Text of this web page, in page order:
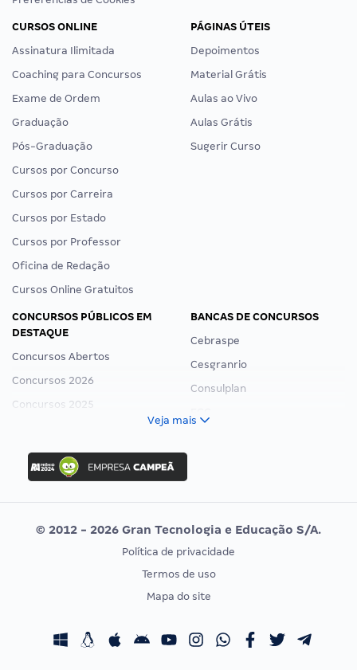
CURSOS ONLINE
Assinatura Ilimitada
Coaching para Concursos
Exame de Ordem
Graduação
Pós-Graduação
Cursos por Concurso
Cursos por Carreira
Cursos por Estado
Cursos por Professor
Oficina de Redação
Cursos Online Gratuitos
PÁGINAS ÚTEIS
Depoimentos
Material Grátis
Aulas ao Vivo
Aulas Grátis
Sugerir Curso
CONCURSOS PÚBLICOS EM
DESTAQUE
Concursos Abertos
Concursos 2026
Concursos 2025
Concurso Ibama
Concurso MPU
Editais publicados
BANCAS DE CONCURSOS
Cebraspe
Cesgranrio
Consulplan
Vunesp
CONCURSOS POR PROFISSÃO
Concursos Fiscais
EXAME DE ORDEM
Calendário OAB
Veja mais
© 2012 - 2026 Gran Tecnologia e Educação S/A.
Política de privacidade
Termos de uso
Mapa do site